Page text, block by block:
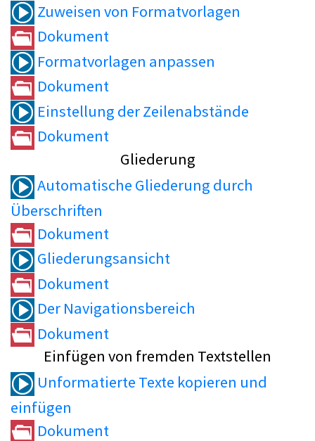
Zuweisen von Formatvorlagen
Dokument
Formatvorlagen anpassen
Dokument
Einstellung der Zeilenabstände
Dokument
Gliederung
Automatische Gliederung durch
Überschriften
Dokument
Gliederungsansicht
Dokument
Der Navigationsbereich
Dokument
Einfügen von fremden Textstellen
Unformatierte Texte kopieren und
einfügen
Dokument